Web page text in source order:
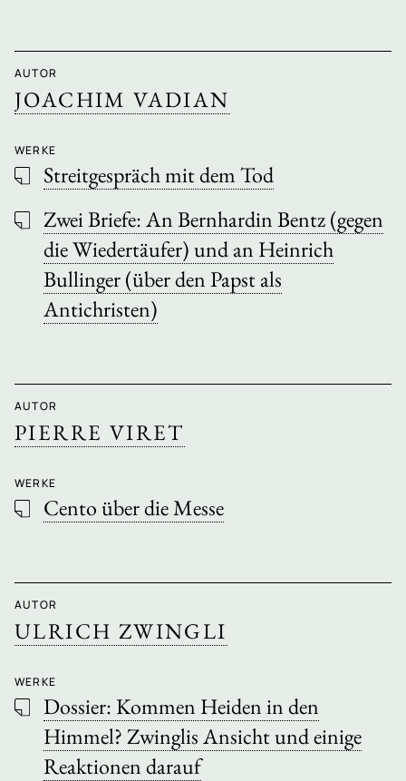
AUTOR
JOACHIM VADIAN
WERKE
Streitgespräch mit dem Tod
Zwei Briefe: An Bernhardin Bentz (gegen
die Wiedertäufer) und an Heinrich
Bullinger (über den Papst als
Antichristen)
AUTOR
PIERRE VIRET
WERKE
Cento über die Messe
AUTOR
ULRICH ZWINGLI
WERKE
Dossier: Kommen Heiden in den
Himmel? Zwinglis Ansicht und einige
Reaktionen darauf